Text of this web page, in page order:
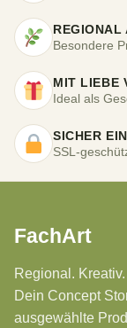
REGIONAL
Besondere
MIT LIEBE
Ideal als
SICHER
SSL-
FachArt
Regional.
Dein Concept
ausgewählte